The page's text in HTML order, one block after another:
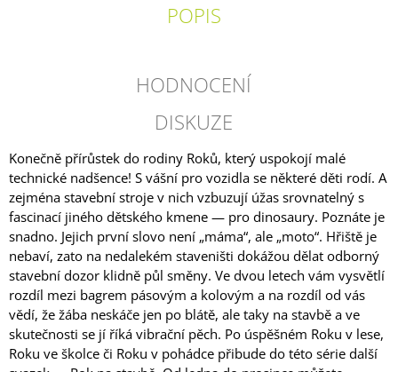
POPIS
HODNOCENÍ
DISKUZE
Konečně přírůstek do rodiny Roků, který uspokojí malé
technické nadšence! S vášní pro vozidla se některé děti rodí. A
zejména stavební stroje v nich vzbuzují úžas srovnatelný s
fascinací jiného dětského kmene — pro dinosaury. Poznáte je
snadno. Jejich první slovo není „máma“, ale „moto“. Hřiště je
nebaví, zato na nedalekém staveništi dokážou dělat odborný
stavební dozor klidně půl směny. Ve dvou letech vám vysvětlí
rozdíl mezi bagrem pásovým a kolovým a na rozdíl od vás
vědí, že žába neskáče jen po blátě, ale taky na stavbě a ve
skutečnosti se jí říká vibrační pěch. Po úspěšném Roku v lese,
Roku ve školce či Roku v pohádce přibude do této série další